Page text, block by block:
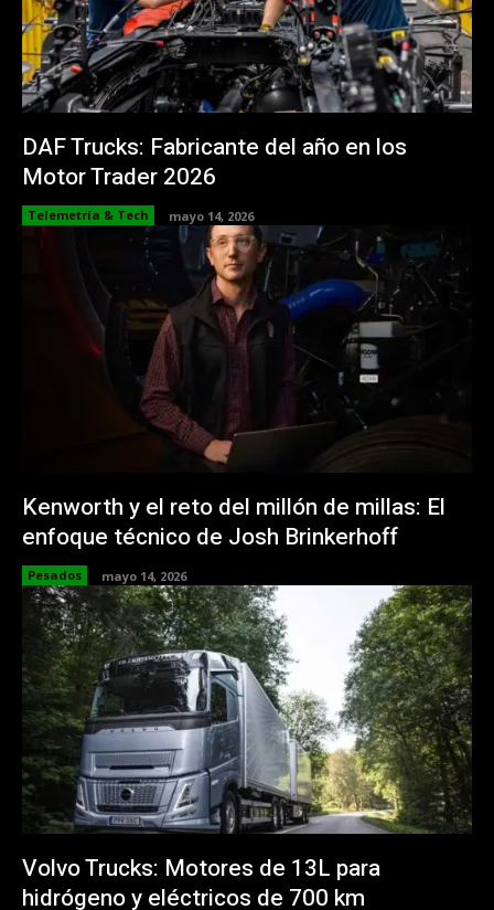
DAF Trucks: Fabricante del año en los
Motor Trader 2026
Telemetría & Tech mayo 14, 2026
Kenworth y el reto del millón de millas: El
enfoque técnico de Josh Brinkerhoff
Pesados mayo 14, 2026
Volvo Trucks: Motores de 13L para
hidrógeno y eléctricos de 700 km